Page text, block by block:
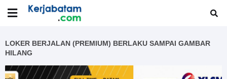
LOKER BERJALAN (PREMIUM) BERLAKU SAMPAI GAMBAR
HILANG